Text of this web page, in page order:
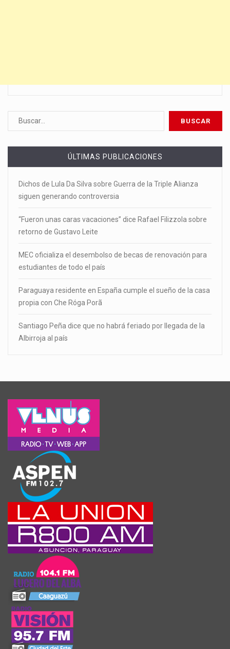
ÚLTIMAS PUBLICACIONES
Dichos de Lula Da Silva sobre Guerra de la Triple Alianza
siguen generando controversia
“Fueron unas caras vacaciones” dice Rafael Filizzola sobre
retorno de Gustavo Leite
MEC oficializa el desembolso de becas de renovación para
estudiantes de todo el país
Paraguaya residente en España cumple el sueño de la casa
propia con Che Róga Porã
Santiago Peña dice que no habrá feriado por llegada de la
Albirroja al país